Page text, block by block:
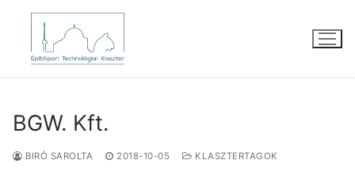
Ugrás
tartalomra
BGW. Kft.
BIRÓ SAROLTA 2018-10-05 KLASZTERTAGOK